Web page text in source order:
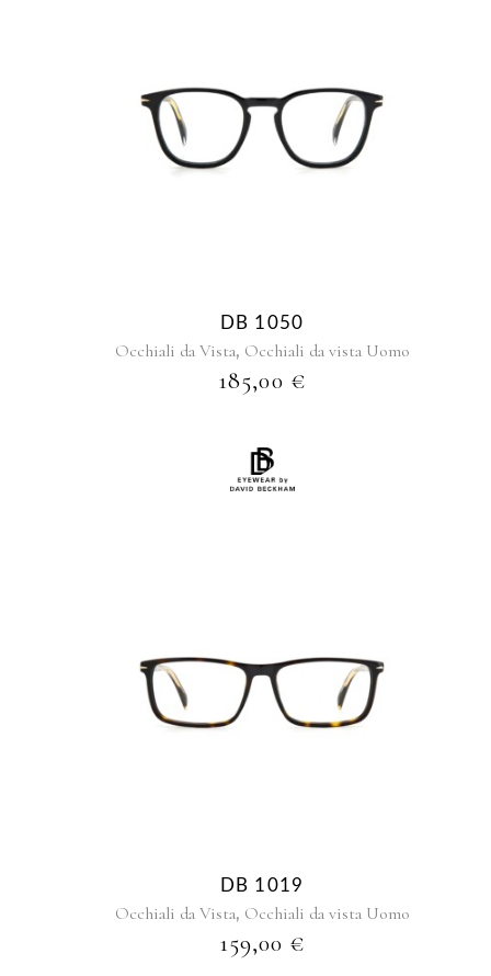
DB 1050
Occhiali da Vista, Occhiali da vista Uomo
185,00 €
DB 1019
Occhiali da Vista, Occhiali da vista Uomo
159,00 €